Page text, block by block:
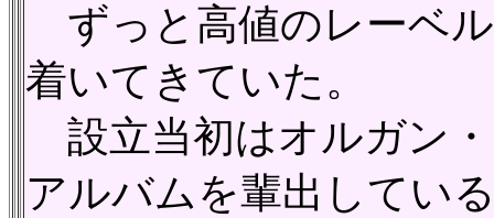
ずっと高値のレーベル
着いてきていた。
設立当初はオルガン
アルバムを輩出してい